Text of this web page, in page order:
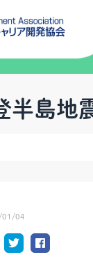
半島地
01/04